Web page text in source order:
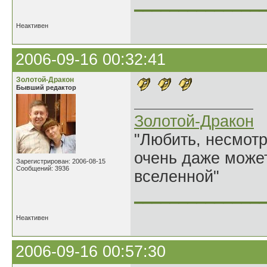
Неактивен
2006-09-16 00:32:41
Золотой-Дракон
Бывший редактор
Зарегистрирован: 2006-08-15
Сообщений: 3936
Золотой-Дракон
"Любить,
очень даже
вселенной"
Неактивен
2006-09-16 00:57:30